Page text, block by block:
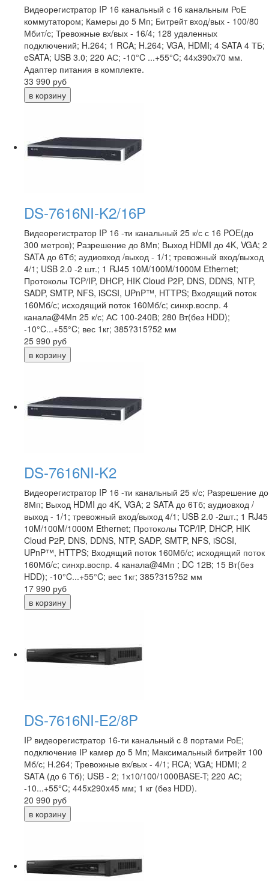
Видеорегистратор IP 16 канальный с 16 канальным РоЕ
коммутатором; Камеры до 5 Мп; Битрейт вход/вых - 100/80
Мбит/с; Тревожные вх/вых - 16/4; 128 удаленных
подключений; H.264; 1 RCA; H.264; VGA, HDMI; 4 SATA 4 ТБ;
eSATA; USB 3.0; 220 АС; -10°C ...+55°C; 44х390х70 мм.
Адаптер питания в комплекте.
33 990 руб
DS-7616NI-K2/16P
Видеорегистратор IP 16 -ти канальный 25 к/с с 16 POE(до
300 метров); Разрешение до 8Мп; Выход HDMI до 4K, VGA; 2
SATA до 6Тб; аудиовход /выход - 1/1; тревожный вход/выход
4/1; USB 2.0 -2 шт.; 1 RJ45 10M/100M/1000М Ethernet;
Протоколы TCP/IP, DHCP, HIK Cloud P2P, DNS, DDNS, NTP,
SADP, SMTP, NFS, iSCSI, UPnP™, HTTPS; Входящий поток
160Мб/с; исходящий поток 160Мб/с; синхр.воспр. 4
канала@4Мп 25 к/с; АС 100-240В; 280 Вт(без HDD);
-10°C...+55°C; вес 1кг; 385?315?52 мм
25 990 руб
DS-7616NI-K2
Видеорегистратор IP 16 -ти канальный 25 к/с; Разрешение до
8Мп; Выход HDMI до 4K, VGA; 2 SATA до 6Тб; аудиовход /
выход - 1/1; тревожный вход/выход 4/1; USB 2.0 -2шт.; 1 RJ45
10M/100M/1000М Ethernet; Протоколы TCP/IP, DHCP, HIK
Cloud P2P, DNS, DDNS, NTP, SADP, SMTP, NFS, iSCSI,
UPnP™, HTTPS; Входящий поток 160Мб/с; исходящий поток
160Мб/с; синхр.воспр. 4 канала@4Мп ; DC 12В; 15 Вт(без
HDD); -10°C...+55°C; вес 1кг; 385?315?52 мм
17 990 руб
DS-7616NI-E2/8P
IP видеорегистратор 16-ти канальный с 8 портами РоЕ;
подключение IP камер до 5 Мп; Максимальный битрейт 100
Мб/с; Н.264; Тревожные вх/вых - 4/1; RCA; VGA; HDMI; 2
SATA (до 6 Тб); USB - 2; 1х10/100/1000BASE-T; 220 АС;
-10...+55°C; 445x290x45 мм; 1 кг (без HDD).
20 990 руб